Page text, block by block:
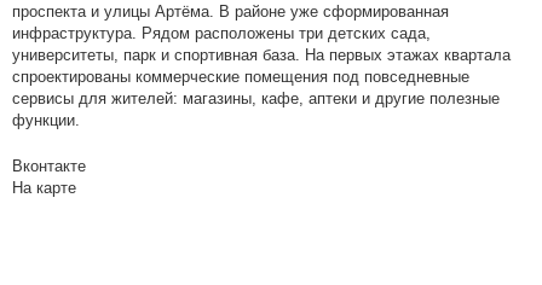
проспекта и улицы Артёма. В районе уже сформированная
инфраструктура. Рядом расположены три детских сада,
университеты, парк и спортивная база. На первых этажах квартала
спроектированы коммерческие помещения под повседневные
сервисы для жителей: магазины, кафе, аптеки и другие полезные
функции.
Вконтакте
На карте